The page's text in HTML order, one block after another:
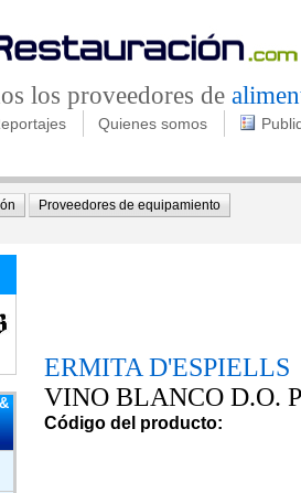
los proveedores de
Quienes somos
Proveedores de equipamiento
ERMITA D'ESPIELLS
VINO BLANCO D.O.
Código del producto: